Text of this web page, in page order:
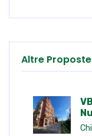
Altre Proposte